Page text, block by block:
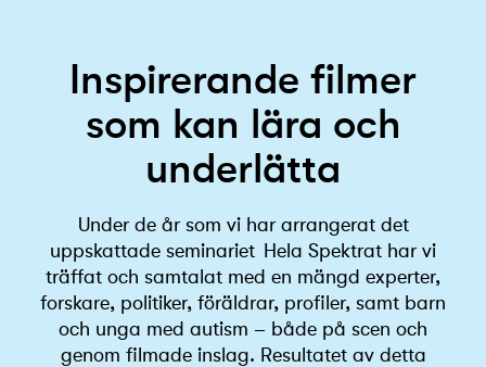
Inspirerande filmer
som kan lära och
underlätta
Under de år som vi har arrangerat det
uppskattade seminariet Hela Spektrat har vi
träffat och samtalat med en mängd experter,
forskare, politiker, föräldrar, profiler, samt barn
och unga med autism – både på scen och
genom filmade inslag. Resultatet av detta